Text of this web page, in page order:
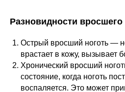
Разновидности вросшего
Острый вросший ноготь —
врастает в кожу, вызывает
Хронический вросший
состояние, когда ноготь
воспаляется. Это может